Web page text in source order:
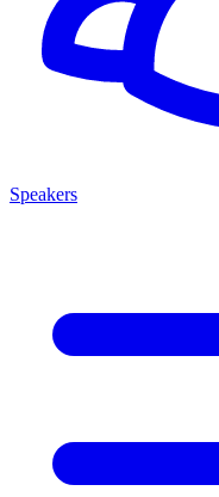
Speakers